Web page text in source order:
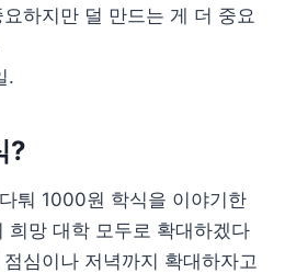
하지만 덜 만드는 게 더 중요
.
?
퉈 1000원 학식을 이야기한
희망 대학 모두로 확대하겠다
심이나 저녁까지 확대하자고